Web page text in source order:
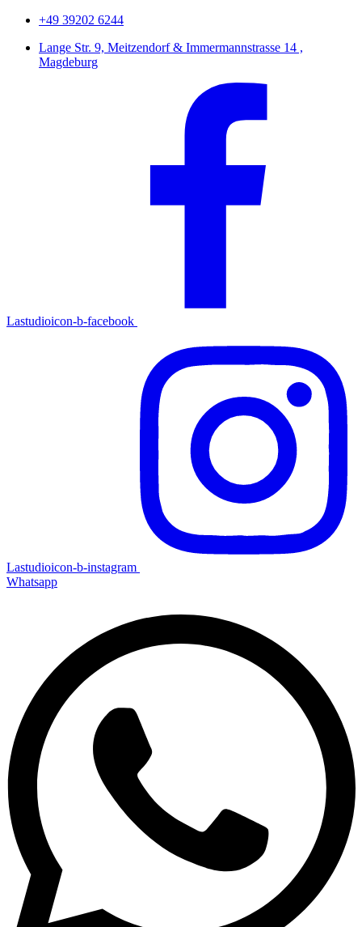
+49 39202 6244
Lange Str. 9, Meitzendorf & Immermannstrasse 14 ,
Magdeburg
Lastudioicon-b-facebook
Lastudioicon-b-instagram
Whatsapp